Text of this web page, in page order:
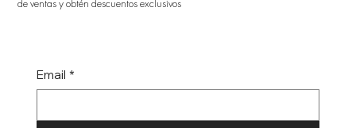
de ventas y obtén descuentos exclusivos
Email *